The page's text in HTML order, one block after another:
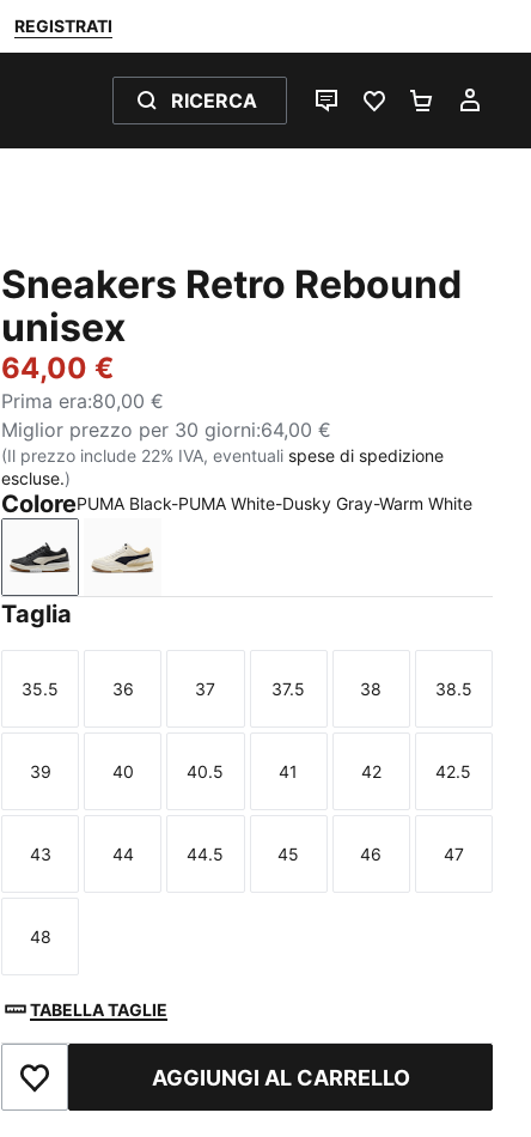
REGISTRATI
RICERCA
CHAT PREFERITI 0
Sneakers Retro Rebound
unisex
64,00 €
Prima era:80,00 €
Miglior prezzo per 30 giorni:64,00 €
(Il prezzo include 22% IVA, eventuali spese di spedizione
escluse.)
ColorePUMA Black-PUMA White-Dusky Gray-Warm White
PUMA Black-PUMA White-Dusky Gray-Warm White
Frosted Ivory-New Navy-Toasted Almond
Taglia
Taglia
35.5
Taglia
36
Taglia
37
Taglia
37.5
Taglia
38
Taglia
38.5
Taglia
39
Taglia
40
Taglia
40.5
Taglia
41
Taglia
42
Taglia
42.5
Taglia
43
Taglia
44
Taglia
44.5
Taglia
45
Taglia
46
Taglia
47
Taglia
48
TABELLA TAGLIE
Aggiungi ai PreferitiAGGIUNGI AL CARRELLO